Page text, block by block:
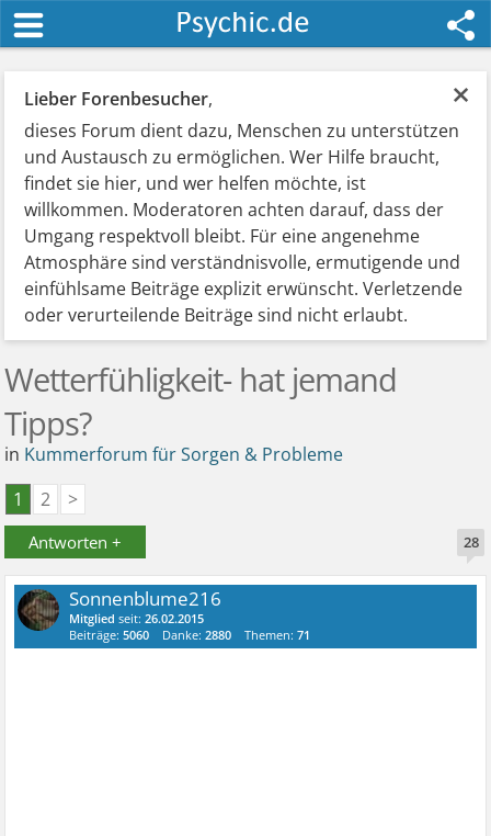
×
Lieber Forenbesucher,
dieses Forum dient dazu, Menschen zu unterstützen
und Austausch zu ermöglichen. Wer Hilfe braucht,
findet sie hier, und wer helfen möchte, ist
willkommen. Moderatoren achten darauf, dass der
Umgang respektvoll bleibt. Für eine angenehme
Atmosphäre sind verständnisvolle, ermutigende und
einfühlsame Beiträge explizit erwünscht. Verletzende
oder verurteilende Beiträge sind nicht erlaubt.
Wetterfühligkeit- hat jemand
Tipps?
in Kummerforum für Sorgen & Probleme
1
2 >
Antworten + 28
Sonnenblume216
Mitglied seit:26.02.2015
Beiträge:5060 Danke:2880 Themen:71